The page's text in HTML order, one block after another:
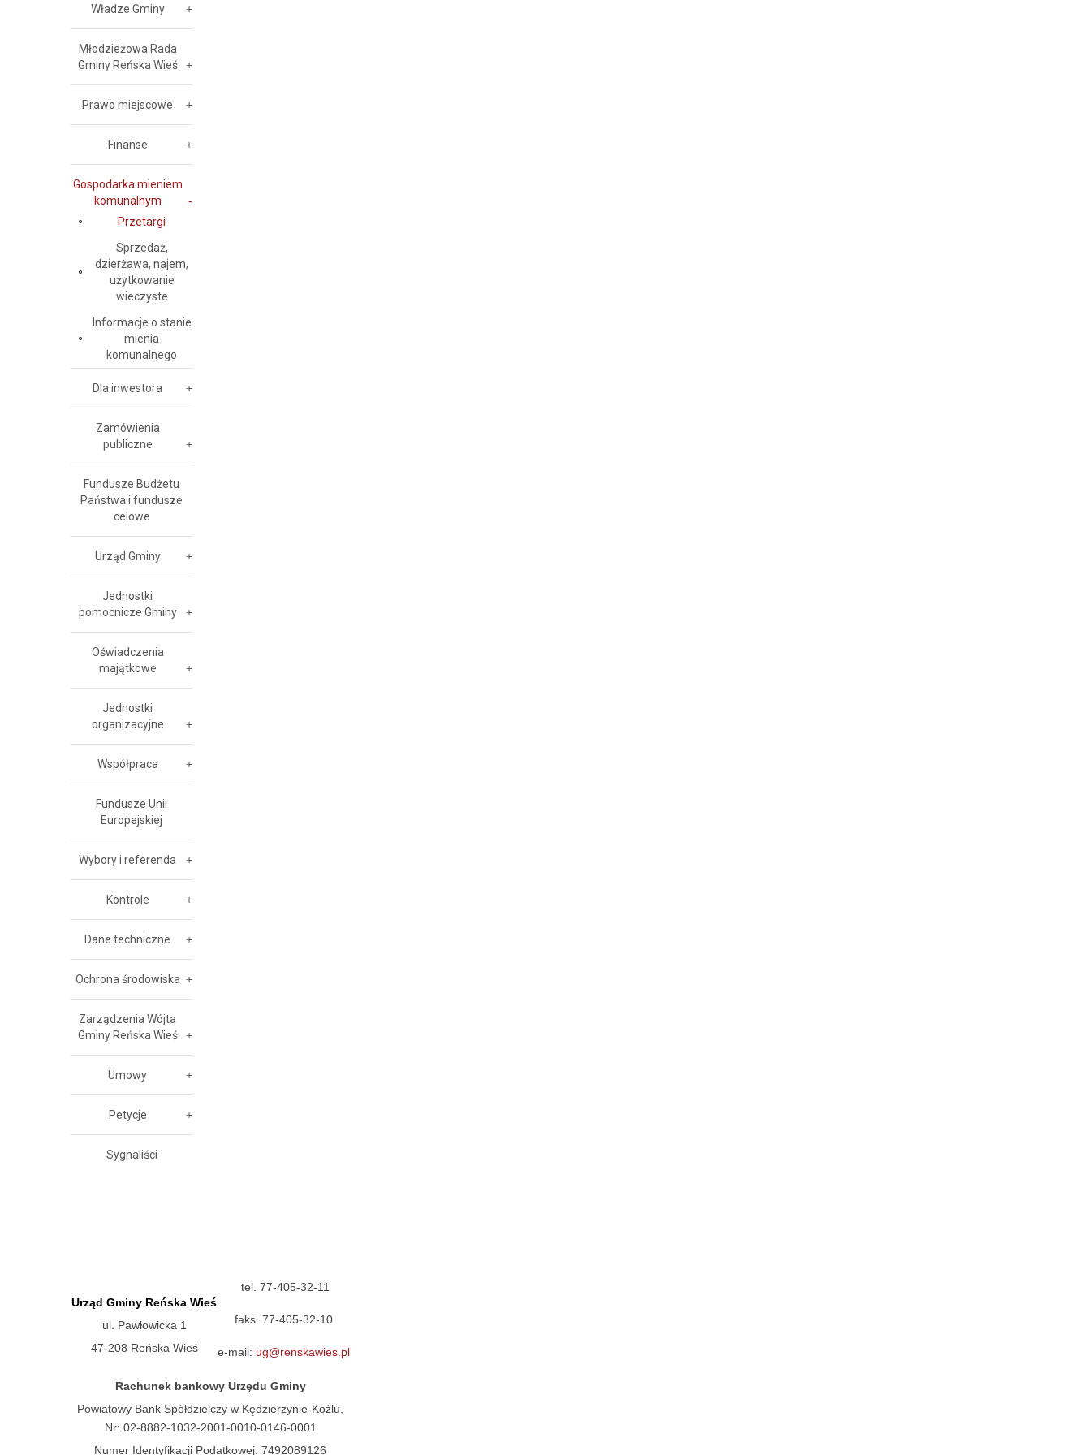
Władze Gminy
Młodzieżowa Rada
Gminy Reńska Wieś
Prawo miejscowe
Finanse
Gospodarka mieniem
komunalnym
Przetargi
Sprzedaż,
dzierżawa, najem,
użytkowanie
wieczyste
Informacje o stanie
mienia
komunalnego
Dla inwestora
Zamówienia
publiczne
Fundusze Budżetu
Państwa i fundusze
celowe
Urząd Gminy
Jednostki
pomocnicze Gminy
Oświadczenia
majątkowe
Jednostki
organizacyjne
Współpraca
Fundusze Unii
Europejskiej
Wybory i referenda
Kontrole
Dane techniczne
Ochrona środowiska
Zarządzenia Wójta
Gminy Reńska Wieś
Umowy
Petycje
Sygnaliści
Urząd Gminy Reńska Wieś
ul. Pawłowicka 1
47-208 Reńska Wieś
tel. 77-405-32-11
faks. 77-405-32-10
e-mail: ug@renskawies.pl
Rachunek bankowy Urzędu Gminy
Powiatowy Bank Spółdzielczy w Kędzierzynie-Koźlu,
Nr: 02-8882-1032-2001-0010-0146-0001
Numer Identyfikacji Podatkowej: 7492089126